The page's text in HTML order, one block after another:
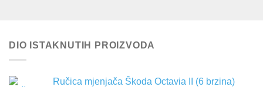
DIO ISTAKNUTIH PROIZVODA
Ručica mjenjača Škoda Octavia II (6 brzina)